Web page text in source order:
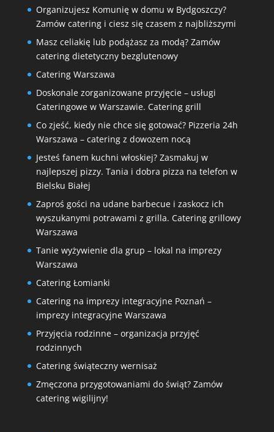
Organizujesz Komunię w domu w Bydgoszczy?
Zamów catering i ciesz się czasem z najbliższymi
Masz celiakię lub podążasz za modą? Zamów
catering dietetyczny bezglutenowy
Catering Warszawa
Doskonale zorganizowane przyjęcie – usługi
Cateringowe w Warszawie. Catering grill
Co zjeść, kiedy nie chce się gotować? Pizzeria 24h
Warszawa – catering z dowozem nocą
Jesteś fanem kuchni włoskiej? Zasmakuj w
najlepszej pizzy. Tania i dobra pizza na telefon w
Bielsku Białej
Zaproś gości na udane barbecue i zaskocz ich
wyszukanymi potrawami z grilla. Catering grillowy
Warszawa
Tanie wyżywienie dla grup – lokal na imprezy
Warszawa
Catering Łomianki
Catering na imprezy integracyjne Poznań –
imprezy integracyjne Warszawa
Przyjęcia rodzinne – organizacja przyjęć
rodzinnych
Catering świąteczny wernisaż
Zmęczona przygotowaniami do świąt? Zamów
catering wigilijny!